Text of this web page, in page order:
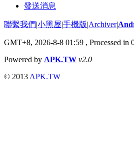
發送消息
聯繫我們|小黑屋|手機版|Archiver|
GMT+8, 2026-8-8 01:59 , Processed in
Powered by APK.TW v2.0
© 2013 APK.TW